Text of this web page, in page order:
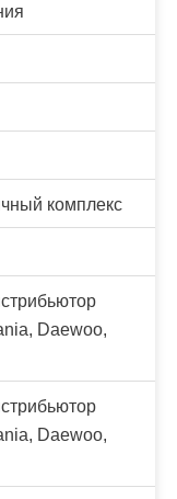
комплекс
Daewoo,
Daewoo,